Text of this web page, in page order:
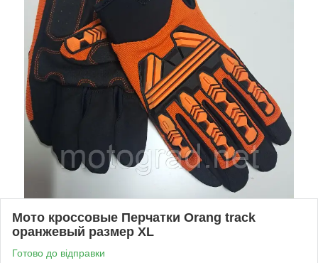
Мото кроссовые Перчатки Orang track
оранжевый размер XL
Готово до відправки